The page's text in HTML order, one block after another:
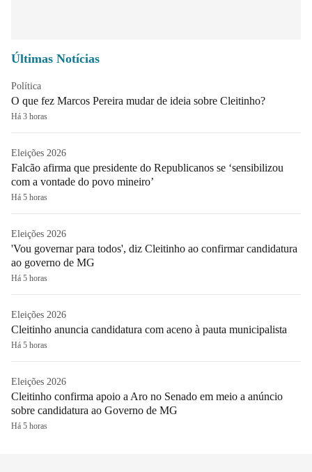
Últimas Notícias
Política
O que fez Marcos Pereira mudar de ideia sobre Cleitinho?
Há 3 horas
Eleições 2026
Falcão afirma que presidente do Republicanos se ‘sensibilizou
com a vontade do povo mineiro’
Há 5 horas
Eleições 2026
'Vou governar para todos', diz Cleitinho ao confirmar candidatura
ao governo de MG
Há 5 horas
Eleições 2026
Cleitinho anuncia candidatura com aceno à pauta municipalista
Há 5 horas
Eleições 2026
Cleitinho confirma apoio a Aro no Senado em meio a anúncio
sobre candidatura ao Governo de MG
Há 5 horas